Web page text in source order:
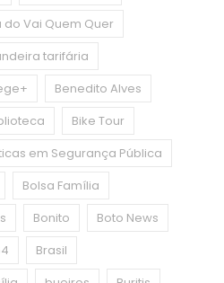
do Vai Quem Quer
tarifária
Benedito Alves
Bike Tour
em Segurança Pública
Bolsa Família
Bonito
Boto News
Brasil